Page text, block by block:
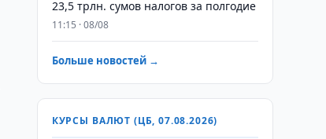
23,5 трлн. сумов налогов за полгодие
11:15 · 08/08
Больше новостей →
КУРСЫ ВАЛЮТ (ЦБ, 07.08.2026)